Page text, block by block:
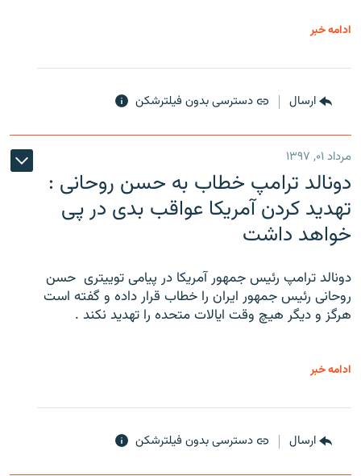
ادامه خبر
ارسال دسترسی بدون فیلترشکن
مرداد ۰۱, ۱۳۹۷
دونالد ترامپ خطاب به حسن روحانی :
تهدید کردن آمریکا عواقب بدی در پی
خواهد داشت
دونالد ترامپ رئیس جمهور آمریکا در پیامی توییتری ‌ حسن
روحانی رئیس جمهور ایران را خطاب قرار داده و گفته است
هرگز و دیگر هیچ وقت ایالات متحده را تهدید نکند .
ادامه خبر
ارسال دسترسی بدون فیلترشکن